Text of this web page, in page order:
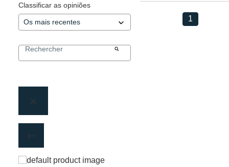
Classificar as opiniões
1